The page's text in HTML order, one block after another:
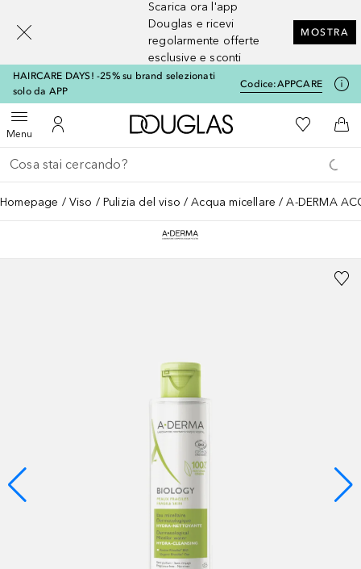
Scarica ora l'app
Douglas e ricevi
regolarmente offerte
esclusive e sconti
MOSTRA
HAIRCARE DAYS! -25% su brand selezionati
solo da APP
Codice:APPCARE
MenuApri menuAl Mio Account
A Douglas HomeAlla Mia
Al
Torna indietro
Esegui ricerca
Homepage Viso Pulizia del viso Acqua micellare A-DERMA
[navigation.slideout.screenreader]